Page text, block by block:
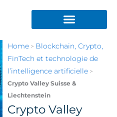
Home> Blockchain, Crypto,
FinTech et technologie de
l’intelligence artificielle>
Crypto Valley Suisse &
Liechtenstein
Crypto Valley